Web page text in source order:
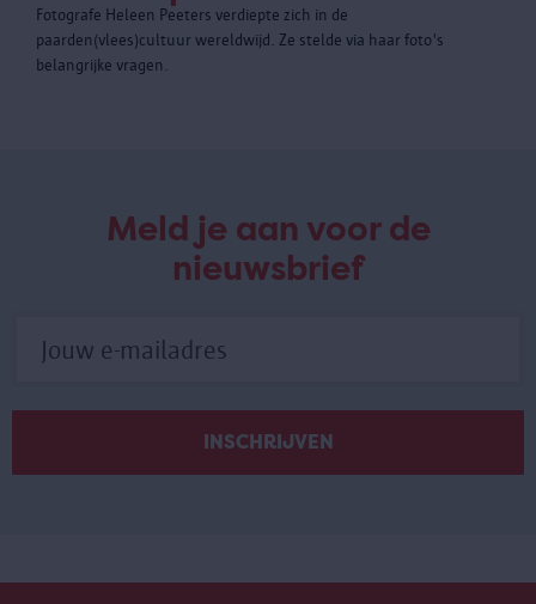
Fotografe Heleen Peeters verdiepte zich in de
paarden(vlees)cultuur wereldwijd. Ze stelde via haar foto's
belangrijke vragen.
Meld je aan voor de
nieuwsbrief